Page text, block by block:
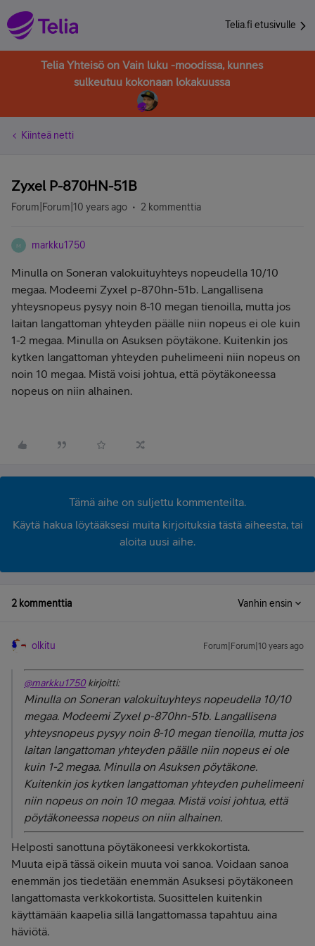
Telia.fi etusivulle
Telia Yhteisö on Vain luku -moodissa, kunnes
sulkeutuu kokonaan lokakuussa
Kiinteä netti
Zyxel P-870HN-51B
Forum|Forum|10 years ago 2 kommenttia
M markku1750
Minulla on Soneran valokuituyhteys nopeudella 10/10
megaa. Modeemi Zyxel p-870hn-51b. Langallisena
yhteysnopeus pysyy noin 8-10 megan tienoilla, mutta jos
laitan langattoman yhteyden päälle niin nopeus ei ole kuin
1-2 megaa. Minulla on Asuksen pöytäkone. Kuitenkin jos
kytken langattoman yhteyden puhelimeeni niin nopeus on
noin 10 megaa. Mistä voisi johtua, että pöytäkoneessa
nopeus on niin alhainen.
Tämä aihe on suljettu kommenteilta.
Käytä hakua löytääksesi muita kirjoituksia tästä aiheesta, tai
aloita uusi aihe.
2 kommenttia Vanhin ensin
olkitu Forum|Forum|10 years ago
@markku1750kirjoitti:
Minulla on Soneran valokuituyhteys nopeudella 10/10
megaa. Modeemi Zyxel p-870hn-51b. Langallisena
yhteysnopeus pysyy noin 8-10 megan tienoilla, mutta jos
laitan langattoman yhteyden päälle niin nopeus ei ole
kuin 1-2 megaa. Minulla on Asuksen pöytäkone.
Kuitenkin jos kytken langattoman yhteyden puhelimeeni
niin nopeus on noin 10 megaa. Mistä voisi johtua, että
pöytäkoneessa nopeus on niin alhainen.
Helposti sanottuna pöytäkoneesi verkkokortista.
Muuta eipä tässä oikein muuta voi sanoa. Voidaan sanoa
enemmän jos tiedetään enemmän Asuksesi pöytäkoneen
langattomasta verkkokortista. Suosittelen kuitenkin
käyttämään kaapelia sillä langattomassa tapahtuu aina
häviötä.